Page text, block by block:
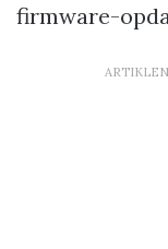
firmware-